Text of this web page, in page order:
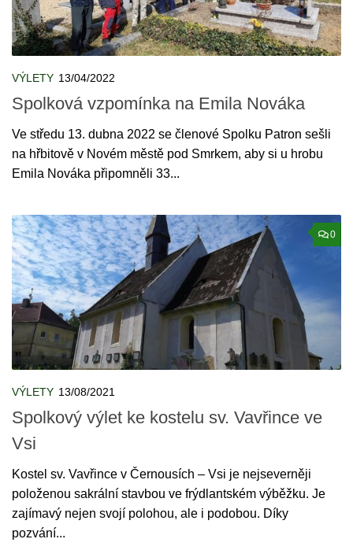
VÝLETY 13/04/2022
Spolková vzpomínka na Emila Nováka
Ve středu 13. dubna 2022 se členové Spolku Patron sešli
na hřbitově v Novém městě pod Smrkem, aby si u hrobu
Emila Nováka připomněli 33...
0
VÝLETY 13/08/2021
Spolkový výlet ke kostelu sv. Vavřince ve
Vsi
Kostel sv. Vavřince v Černousích – Vsi je nejseverněji
položenou sakrální stavbou ve frýdlantském výběžku. Je
zajímavý nejen svojí polohou, ale i podobou. Díky
pozvání...